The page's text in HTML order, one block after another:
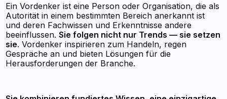
Ein Vordenker ist eine Person oder Organisation, die als
Autorität in einem bestimmten Bereich anerkannt ist
und deren Fachwissen und Erkenntnisse andere
beeinflussen.Sie folgen nicht nur Trends — sie setzen
sie. Vordenker inspirieren zum Handeln, regen
Gespräche an und bieten Lösungen für die
Herausforderungen der Branche.